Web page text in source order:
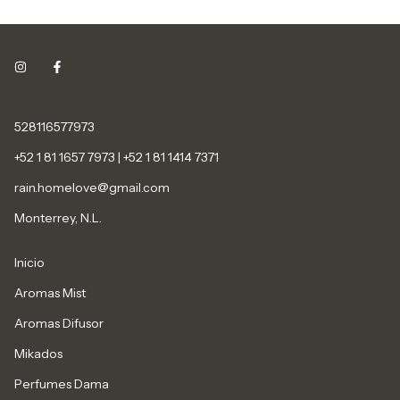
528116577973
+52 1 81 1657 7973 | +52 1 81 1414 7371
rain.homelove@gmail.com
Monterrey, N.L.
Inicio
Aromas Mist
Aromas Difusor
Mikados
Perfumes Dama